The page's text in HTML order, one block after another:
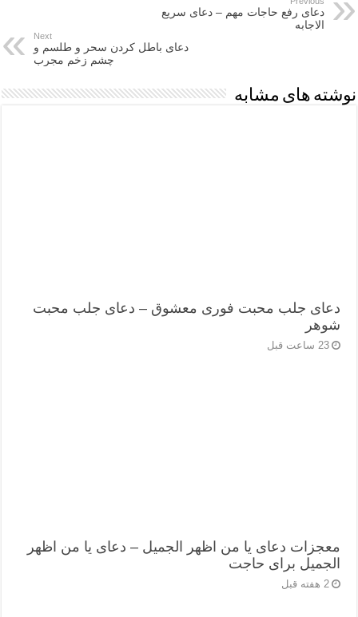
دعای رفع حاجات مهم – دعای سریع
الاجابه
Next
دعای باطل کردن سحر و طلسم و
چشم زخم مجرب
نوشته های مشابه
دعای جلب محبت فوری معشوق – دعای جلب محبت
شوهر
23 ساعت قبل
معجزات دعای یا من اظهر الجمیل – دعای یا من اظهر
الجمیل برای حاجت
2 هفته قبل